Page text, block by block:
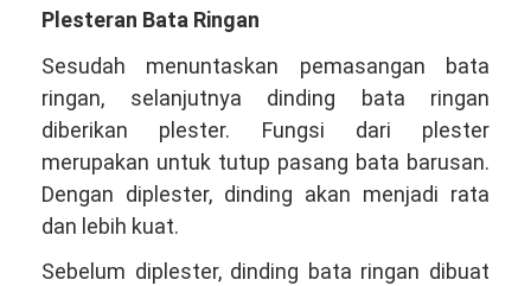
Plesteran Bata Ringan
Sesudah menuntaskan pemasangan bata
ringan, selanjutnya dinding bata ringan
diberikan plester. Fungsi dari plester
merupakan untuk tutup pasang bata barusan.
Dengan diplester, dinding akan menjadi rata
dan lebih kuat.
Sebelum diplester, dinding bata ringan dibuat